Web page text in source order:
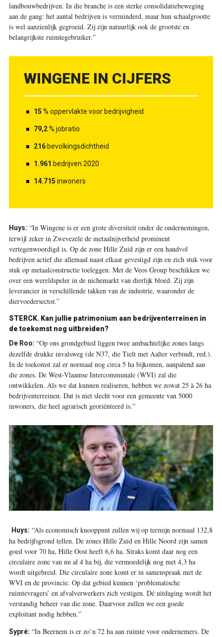
landbouwbedrijven. In die branche is een sterke consolidatiebeweging
aan de gang: het aantal bedrijven is verminderd, maar hun schaalgrootte
is wel aanzienlijk gegroeid. Zij zijn natuurlijk ook de grootste en
belangrijkste ruimtegebruiker.”
WINGENE IN CIJFERS
15 % oppervlakte voor bedrijvigheid
79,2% jobratio
216bevolkingsdichtheid
1.961 bedrijven 2020
14.715 inwoners
Huys: “In Wingene is er een grote diversiteit onder de ondernemingen,
terwijl zeker in Zwevezele de metaalnijverheid prominent
vertegenwoordigd is. Op de zone Hille Zuid zijn er een handvol
bedrijven actief die allemaal naast elkaar gevestigd zijn en zich stuk voor
stuk op metaalconstructie toeleggen. Met de Veos Group beschikken we
over een wereldspeler in de nichemarkt van dierlijk bloed. Zij zijn
leverancier in verschillende takken van de industrie, waaronder de
diervoedersector.”
STERCK. Kan jullie patrimonium aan bedrijventerreinen in
de toekomst nog uitbreiden?
De Roo: “Op ons grondgebied liggen twee ambachtelijke zones langs
dezelfde drukke invalsweg (de N37, die Tielt met Aalter verbindt, red.).
In de toekomst zal er normaal nog circa 5 ha bijkomen, aanpalend aan
die zones. De West-Vlaamse Intercommunale (WVI) zal die
ontwikkelen. Als we dat kunnen realiseren, hebben we zowat 25 à 26 ha
bedrijventerreinen. Dat is niet slecht voor een gemeente van 5000
inwoners, die heel agrarisch georiënteerd is.”
Huys: “Als economisch knooppunt zullen wij op termijn normaal 132,8
ha bedrijfsgrond tellen. De zones Hille Zuid en Hille Noord zijn samen
goed voor 70 ha, Hille Oost heeft 6,6 ha. Straks komt daar nog een
circulaire zone van nu al 4 ha bij, die vermoedelijk nog met 4,3 ha
wordt uitgebreid. Die circulaire zone komt er in samenspraak met de
WVI en de provincie. Op dat gebied kunnen ‘problematische
ruimtevragers’ en afvalverwerkers zich vestigen. Dé uitdaging wordt het
verstandig beheer van die zone. Daarvoor zullen we een goede
exploitant nodig hebben.”
Sypré: “In Beernem is er zo’n 72 ha aan ruimte voor ondernemers. De